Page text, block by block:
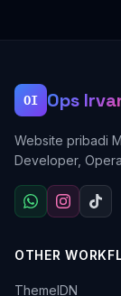
OI Ops
Website pribadi
Developer,
OTHER
ThemeIDN